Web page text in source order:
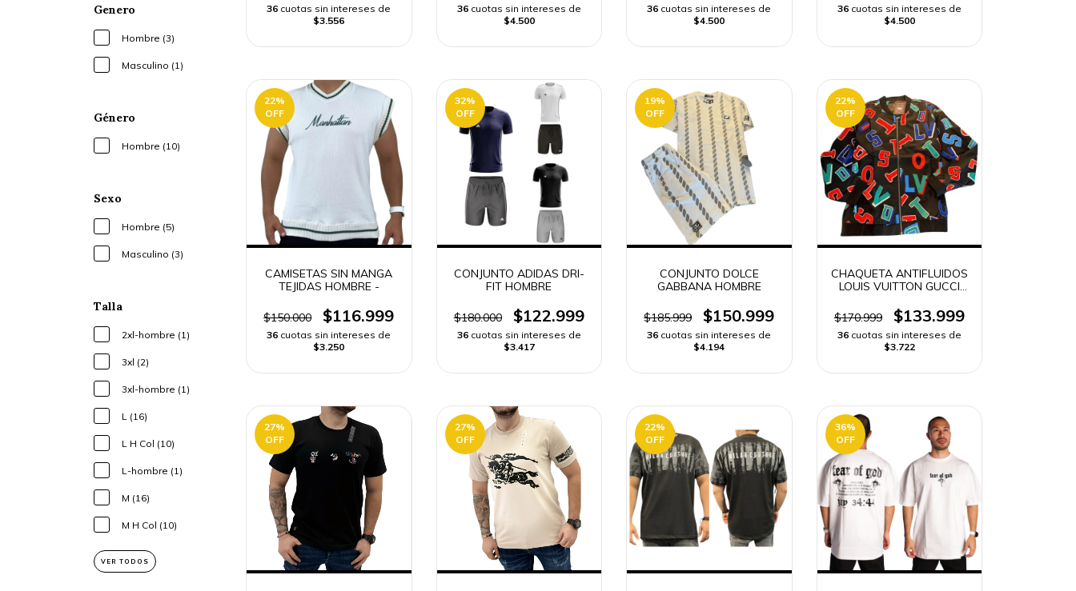
Genero
Hombre (3)
Masculino (1)
Género
Hombre (10)
Sexo
Hombre (5)
Masculino (3)
Talla
2xl-hombre (1)
3xl (2)
3xl-hombre (1)
L (16)
L H Col (10)
L-hombre (1)
M (16)
M H Col (10)
VER TODOS
36 cuotas sin intereses de
$3.556
36 cuotas sin intereses de
$4.500
36 cuotas sin intereses de
$4.500
36 cuotas sin intereses de
$4.500
22%
OFF
CAMISETAS SIN MANGA
TEJIDAS HOMBRE -
$150.000 $116.999
36 cuotas sin intereses de
$3.250
32%
OFF
CONJUNTO ADIDAS DRI-
FIT HOMBRE
$180.000 $122.999
36 cuotas sin intereses de
$3.417
19%
OFF
CONJUNTO DOLCE
GABBANA HOMBRE
$185.999 $150.999
36 cuotas sin intereses de
$4.194
22%
OFF
CHAQUETA ANTIFLUIDOS
LOUIS VUITTON GUCCI
$170.999
$133.999
36 cuotas sin intereses de
$3.722
27%
OFF
27%
OFF
22%
OFF
36%
OFF